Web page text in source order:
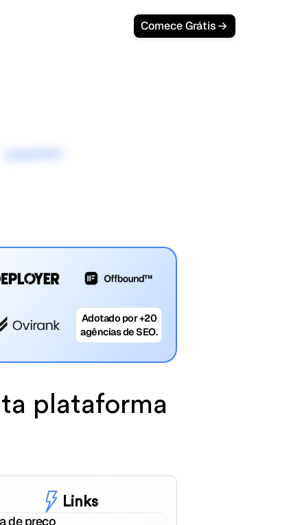
Comece Grátis
Adotado por +20
agências de SEO.
plataforma
Links
de preço